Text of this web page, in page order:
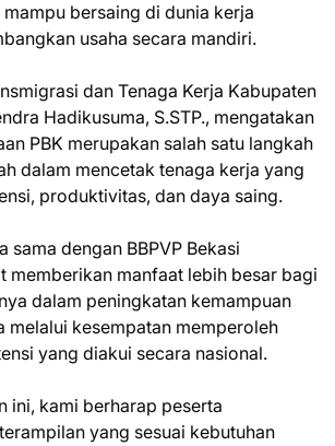
bersaing di dunia kerja
usaha secara mandiri.
dan Tenaga Kerja Kabupaten
Hadikusuma, S.STP., mengatakan
PBK merupakan salah satu langkah
dalam mencetak tenaga kerja yang
produktivitas, dan daya saing.
sama dengan BBPVP Bekasi
memberikan manfaat lebih besar bagi
dalam peningkatan kemampuan
melalui kesempatan memperoleh
yang diakui secara nasional.
ini, kami berharap peserta
yang sesuai kebutuhan